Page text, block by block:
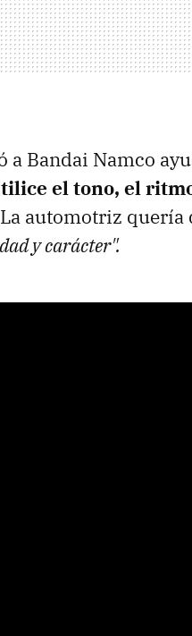
a Bandai Namco
el tono, el
automotriz quería
y carácter".